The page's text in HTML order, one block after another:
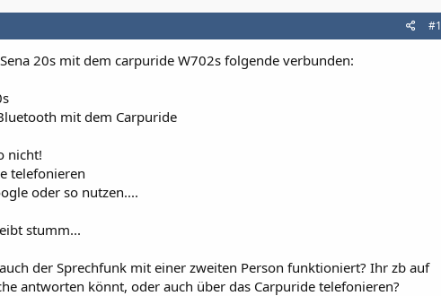
#1
20s mit dem carpuride W702s folgende verbunden:
mit dem Carpuride
nicht!
telefonieren
oder so nutzen....
stumm...
der Sprechfunk mit einer zweiten Person funktioniert? Ihr zb auf
antworten könnt, oder auch über das Carpuride telefonieren?